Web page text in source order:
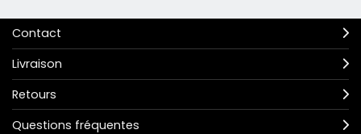
Contact
Livraison
Retours
Questions fréquentes